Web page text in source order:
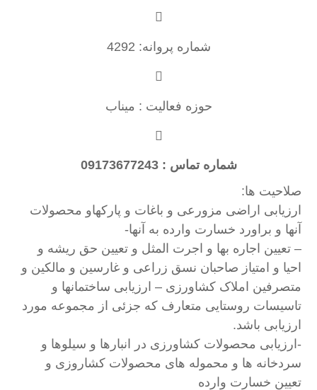
شماره پروانه: 4292
حوزه فعالیت : میناب
شماره تماس : 09173677243
صلاحیت ها:
ارزیابی اراضی مزورعی و باغات و پارکهاو محصولات
آنها و براورد خسارت وارده به آنها-
– تعیین اجاره بها و اجرت المثل و تعیین حق ریشه و
احیا و امتیاز صاحبان نسق زراعی و غارسین و مالکین و
متصرفین املاک کشاورزی – ارزیابی ساختمانها و
تاسیسات روستایی متعارف که جزئی از مجموعه مورد
ارزیابی باشد.
-ارزیابی محصولات کشاورزی در انبارها و سیلوها و
سردخانه ها و محموله های محصولات کشاروزی و
تعیین خسارت وارده